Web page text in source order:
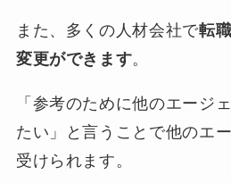
また、多くの人材会社で転
変更ができます。
「参考のために他のエージ
たい」と言うことで他のエ
受けられます。